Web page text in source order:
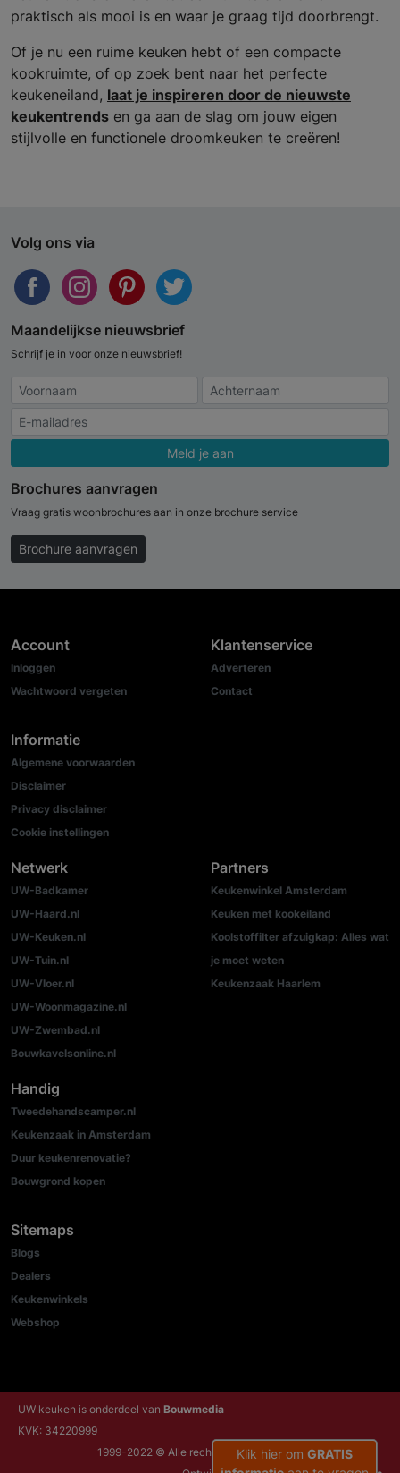
praktisch als mooi is en waar je graag tijd doorbrengt.
Of je nu een ruime keuken hebt of een compacte
kookruimte, of op zoek bent naar het perfecte
keukeneiland, laat je inspireren door de nieuwste
keukentrends en ga aan de slag om jouw eigen
stijlvolle en functionele droomkeuken te creëren!
Volg ons via
Maandelijkse nieuwsbrief
Schrijf je in voor onze nieuwsbrief!
Meld je aan
Brochures aanvragen
Vraag gratis woonbrochures aan in onze brochure service
Brochure aanvragen
Account
Inloggen
Wachtwoord vergeten
Informatie
Algemene voorwaarden
Disclaimer
Privacy disclaimer
Cookie instellingen
Klantenservice
Adverteren
Contact
Netwerk
UW-Badkamer
UW-Haard.nl
UW-Keuken.nl
UW-Tuin.nl
UW-Vloer.nl
UW-Woonmagazine.nl
UW-Zwembad.nl
Bouwkavelsonline.nl
Partners
Keukenwinkel Amsterdam
Keuken met kookeiland
Koolstoffilter afzuigkap: Alles wat
je moet weten
Keukenzaak Haarlem
Handig
Tweedehandscamper.nl
Keukenzaak in Amsterdam
Duur keukenrenovatie?
Bouwgrond kopen
Sitemaps
Blogs
Dealers
Keukenwinkels
Webshop
UW keuken is onderdeel van Bouwmedia
KVK: 34220999
1999-2022 © Alle rechten voorbehouden
Klik hier om GRATIS